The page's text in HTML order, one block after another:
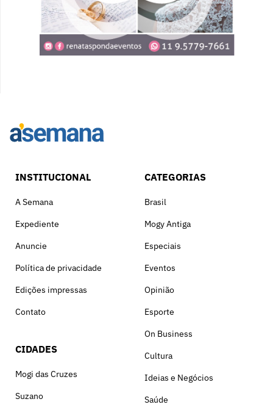
INSTITUCIONAL
A Semana
Expediente
Anuncie
Política de privacidade
Edições impressas
Contato
CIDADES
Mogi das Cruzes
Suzano
CATEGORIAS
Brasil
Mogy Antiga
Especiais
Eventos
Opinião
Esporte
On Business
Cultura
Ideias e Negócios
Saúde